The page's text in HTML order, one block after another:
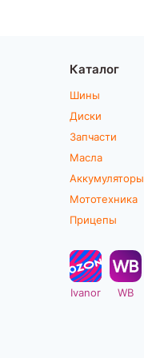
Каталог
Шины
Диски
Запчасти
Масла
Аккумуляторы
Мототехника
Прицепы
Ivanor WB